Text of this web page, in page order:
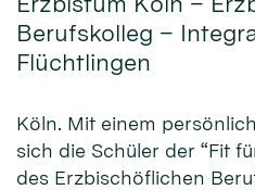
Berufskolleg –
Flüchtlingen
Köln. Mit einem
sich die Schüler der “Fit
des Erzbischöflichen